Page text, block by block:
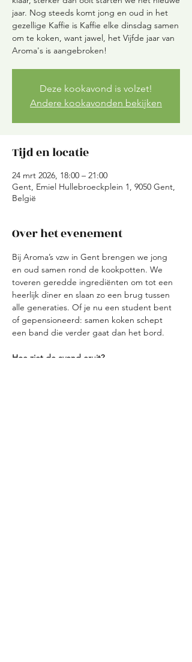
jaar. Nog steeds komt jong en oud in het
gezellige Kaffie is Kaffie elke dinsdag samen
om te koken, want jawel, het Vijfde jaar van
Aroma's is aangebroken!
Deze kookavond is volzet!
Andere kookavonden bekijken
Tijd en locatie
24 mrt 2026, 18:00 – 21:00
Gent, Emiel Hullebroeckplein 1, 9050 Gent,
België
Over het evenement
Bij Aroma’s vzw in Gent brengen we jong
en oud samen rond de kookpotten. We
toveren geredde ingrediënten om tot een
heerlijk diner en slaan zo een brug tussen
alle generaties. Of je nu een student bent
of gepensioneerd: samen koken schept
een band die verder gaat dan het bord.
Hoe ziet de avond eruit?